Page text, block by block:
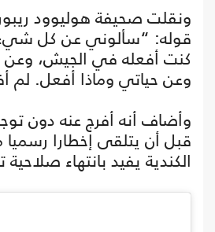
ونقلت صحيفة هوليوود
قوله: “سألوني عن كل
كنت أفعله في الجيش، وعن
وعن حياتي وماذا أفعل. لم
وأضاف أنه أفرج عنه دون
قبل أن يتلقى إخطارا
الكندية يفيد بانتهاء صلاحية